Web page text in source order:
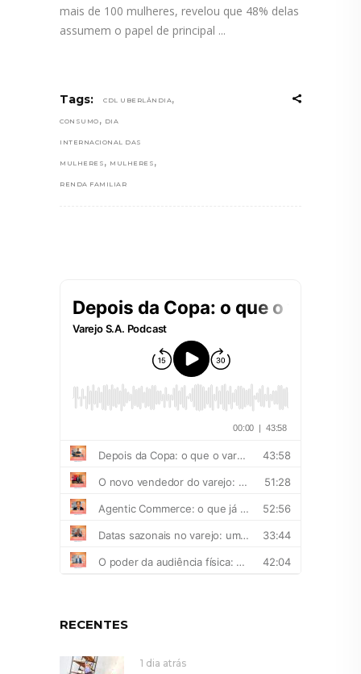
mais de 100 mulheres, revelou que 48% delas
assumem o papel de principal
Tags: CDL UBERLÂNDIA ,
CONSUMO , DIA
INTERNACIONAL DAS
MULHERES , MULHERES ,
RENDA FAMILIAR
RECENTES
1 dia atrás